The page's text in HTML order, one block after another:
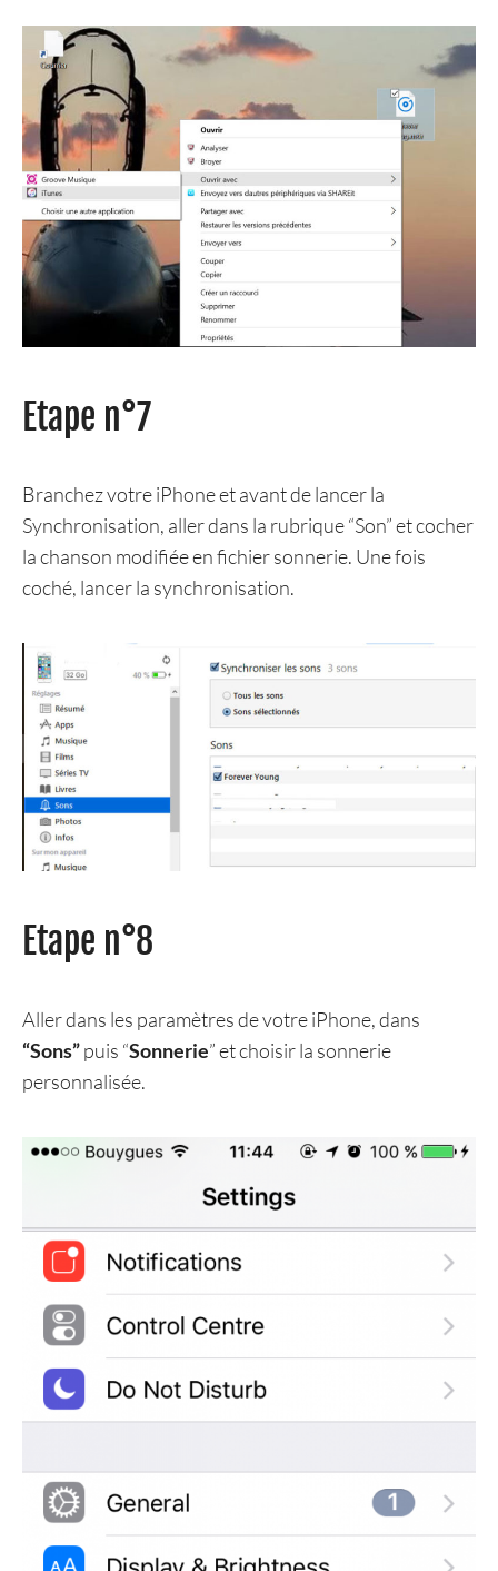
Etape n°7
Branchez votre iPhone et avant de lancer la
Synchronisation, aller dans la rubrique “Son” et cocher
la chanson modifiée en fichier sonnerie. Une fois
coché, lancer la synchronisation.
Etape n°8
Aller dans les paramètres de votre iPhone, dans
“Sons”puis “Sonnerie” et choisir la sonnerie
personnalisée.